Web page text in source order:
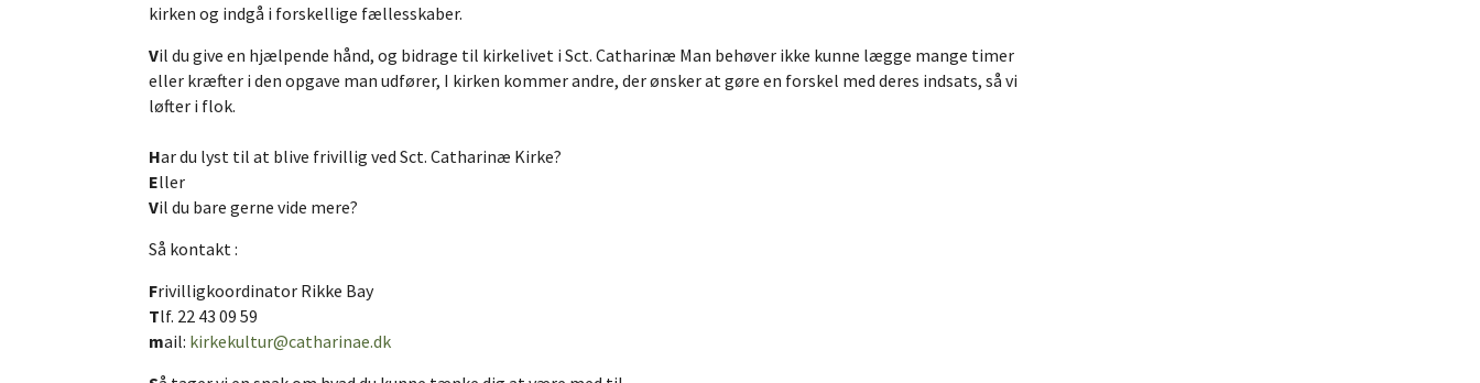
kirken og indgå i forskellige fællesskaber.
Vil du give en hjælpende hånd, og bidrage til kirkelivet i Sct. Catharinæ Man behøver ikke kunne lægge mange timer
eller kræfter i den opgave man udfører, I kirken kommer andre, der ønsker at gøre en forskel med deres indsats, så vi
løfter i flok.
Har du lyst til at blive frivillig ved Sct. Catharinæ Kirke?
Eller
Vil du bare gerne vide mere?
Så kontakt :
Frivilligkoordinator Rikke Bay
Tlf. 22 43 09 59
mail: kirkekultur@catharinae.dk